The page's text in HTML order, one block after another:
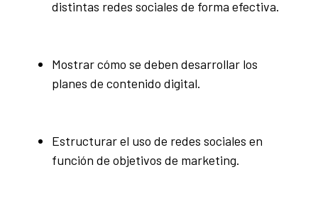
distintas redes sociales de forma efectiva.
Mostrar cómo se deben desarrollar los
planes de contenido digital.
Estructurar el uso de redes sociales en
función de objetivos de marketing.